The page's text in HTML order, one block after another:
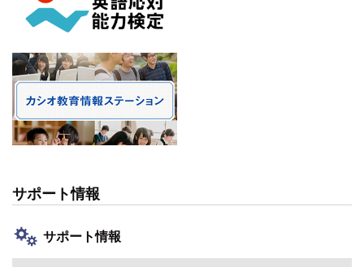
サポート情報
サポート情報